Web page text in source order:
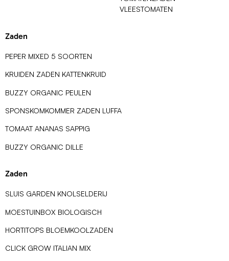
VLEESTOMATEN
Zaden
PEPER MIXED 5 SOORTEN
KRUIDEN ZADEN KATTENKRUID
BUZZY ORGANIC PEULEN
SPONSKOMKOMMER ZADEN LUFFA
TOMAAT ANANAS SAPPIG
BUZZY ORGANIC DILLE
Zaden
SLUIS GARDEN KNOLSELDERIJ
MOESTUINBOX BIOLOGISCH
HORTITOPS BLOEMKOOLZADEN
CLICK GROW ITALIAN MIX